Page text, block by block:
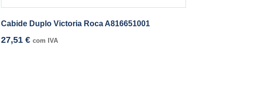
Cabide Duplo Victoria Roca A816651001
27,51 € com IVA